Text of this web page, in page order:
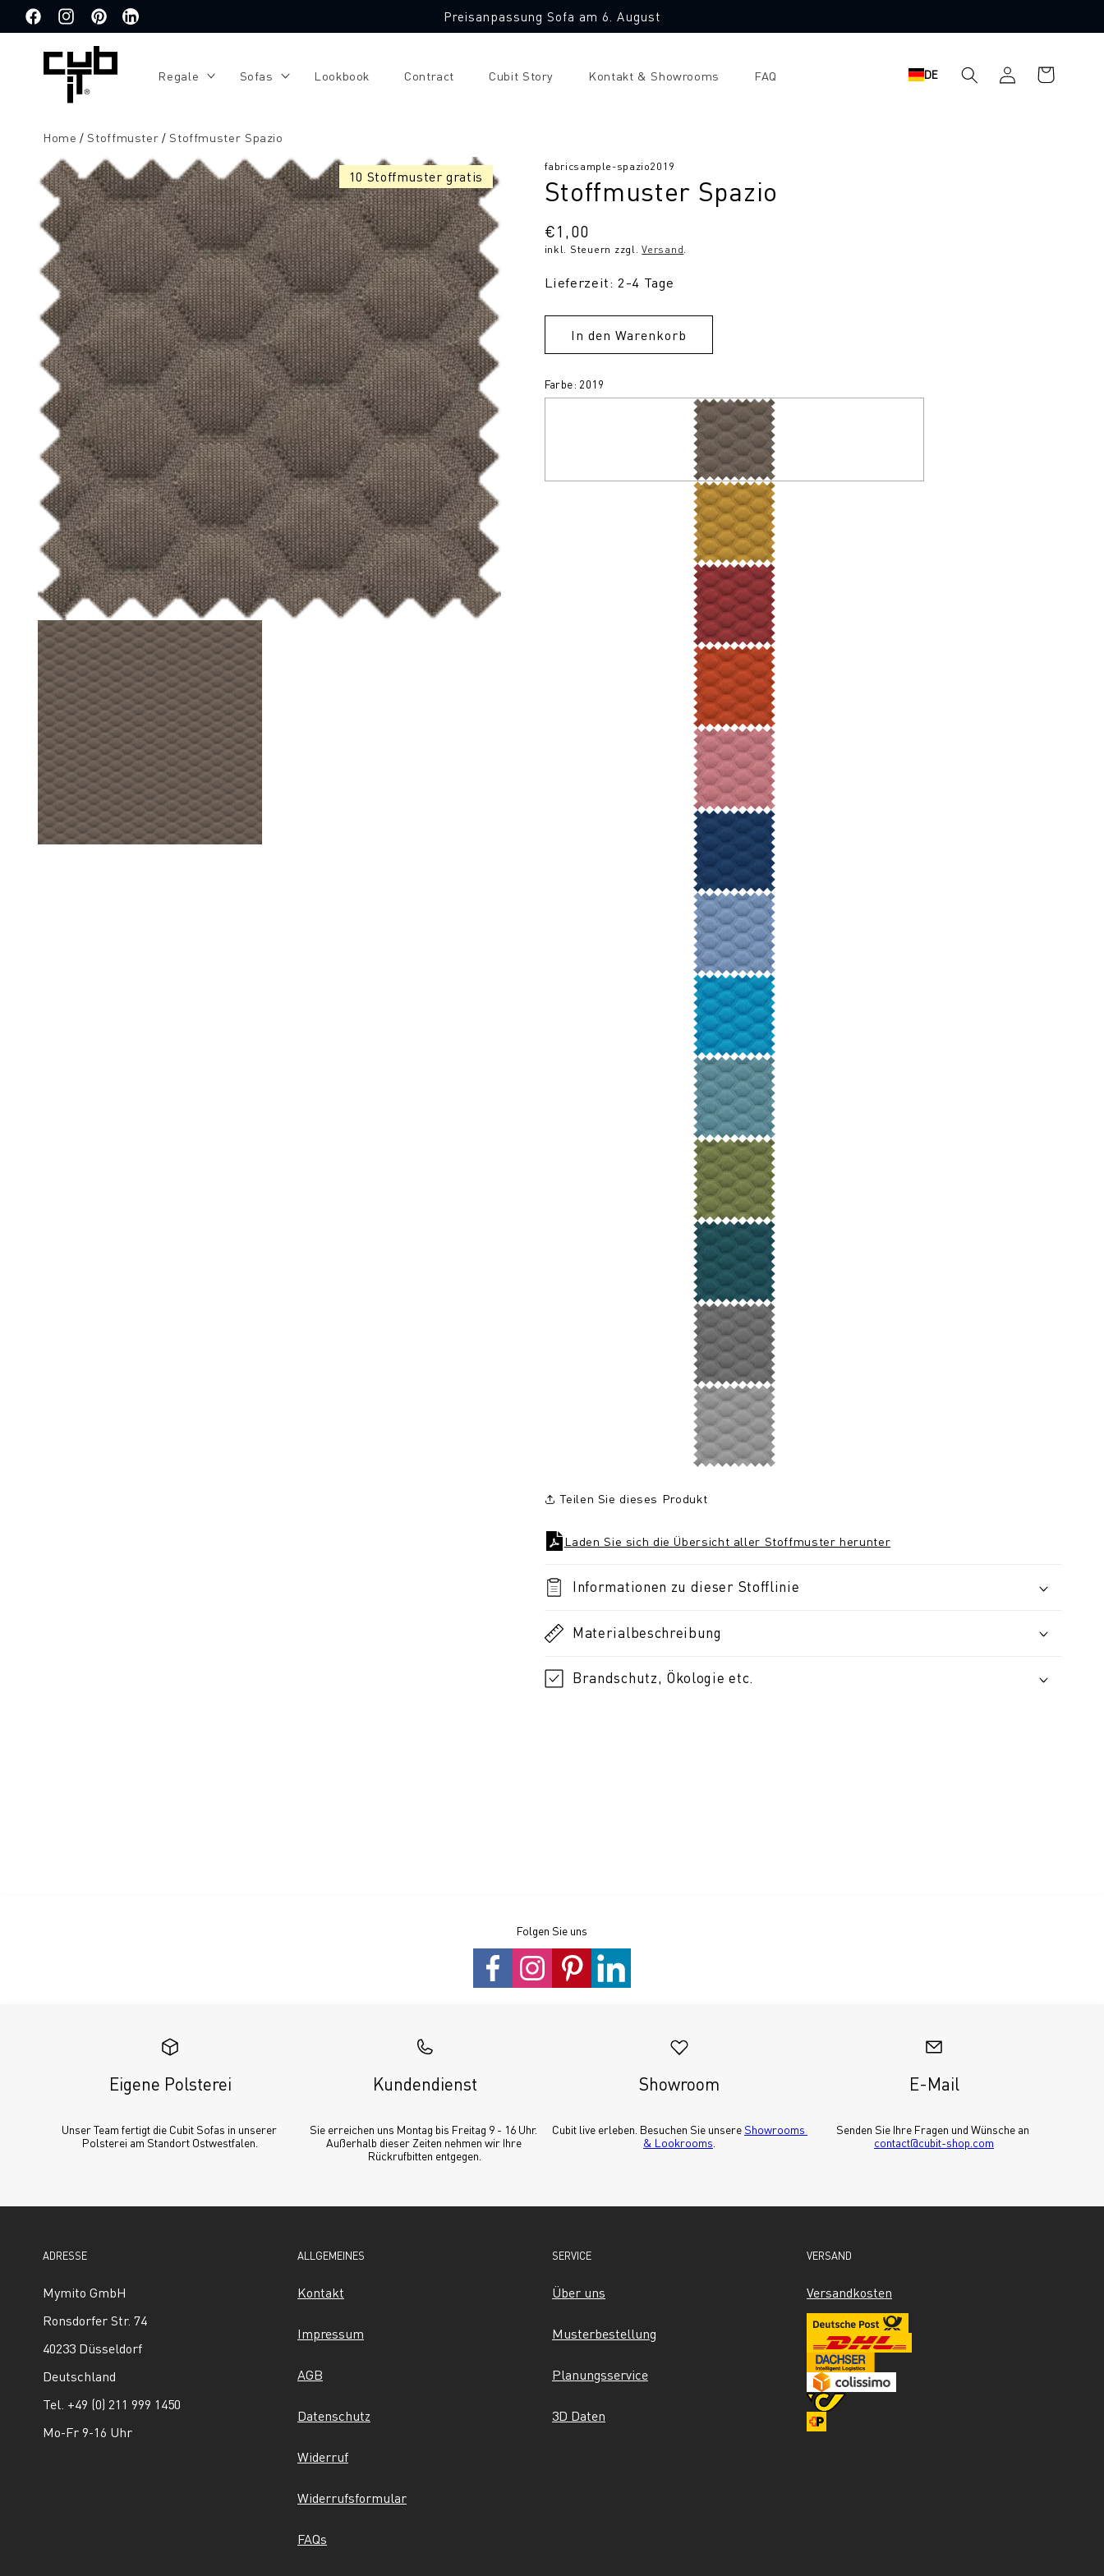
zum
Inhalt
FacebookInstagramPinterestTranslation
Preisanpassung Sofa am 6. August
Regale Sofas Lookbook Contract Cubit Story Kontakt & Showrooms FAQ DE EinloggenWarenkorb
Home Stoffmuster Stoffmuster Spazio
Produktinformationen
springen
10 Stoffmuster gratis
SKU:
fabricsample-spazio2019
Stoffmuster Spazio
Normaler
Preis
€1,00
inkl. Steuern zzgl.Versand.
Lieferzeit: 2-4 Tage
In den Warenkorb
Farbe: 2019
Teilen Sie dieses Produkt
Laden Sie sich die Übersicht aller Stoffmuster herunter
Informationen zu dieser Stofflinie
Materialbeschreibung
Brandschutz, Ökologie etc.
Folgen Sie uns
Eigene Polsterei
Unser Team fertigt die Cubit Sofas in unserer
Polsterei am Standort Ostwestfalen.
Kundendienst
Sie erreichen uns Montag bis Freitag 9 - 16 Uhr.
Außerhalb dieser Zeiten nehmen wir Ihre
Rückrufbitten entgegen.
Showroom
Cubit live erleben. Besuchen Sie unsere Showrooms
& Lookrooms
E-Mail
contact@cubit-shop.com
ADRESSE
Mymito GmbH
Ronsdorfer Str. 74
40233 Düsseldorf
Deutschland
Tel. +49 (0) 211 999 1450
Mo-Fr 9-16 Uhr
ALLGEMEINES
Kontakt
Impressum
AGB
Datenschutz
Widerruf
Widerrufsformular
FAQs
SERVICE
Über uns
Musterbestellung
Planungsservice
3D Daten
VERSAND
Versandkosten